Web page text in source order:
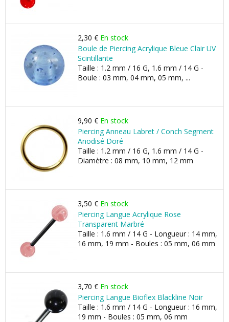
2,30 € En stock
Boule de Piercing Acrylique Bleue Clair UV
Scintillante
Taille : 1.2 mm / 16 G, 1.6 mm / 14 G -
Boule : 03 mm, 04 mm, 05 mm, ...
9,90 € En stock
Piercing Anneau Labret / Conch Segment
Anodisé Doré
Taille : 1.2 mm / 16 G, 1.6 mm / 14 G -
Diamètre : 08 mm, 10 mm, 12 mm
3,50 € En stock
Piercing Langue Acrylique Rose
Transparent Marbré
Taille : 1.6 mm / 14 G - Longueur : 14 mm,
16 mm, 19 mm - Boules : 05 mm, 06 mm
3,70 € En stock
Piercing Langue Bioflex Blackline Noir
Taille : 1.6 mm / 14 G - Longueur : 16 mm,
19 mm - Boules : 05 mm, 06 mm